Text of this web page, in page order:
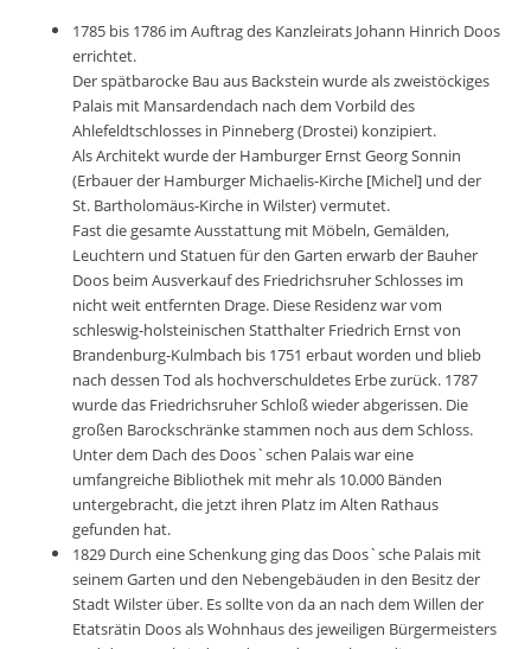
1785 bis 1786 im Auftrag des Kanzleirats Johann Hinrich Doos
errichtet.
Der spätbarocke Bau aus Backstein wurde als zweistöckiges
Palais mit Mansardendach nach dem Vorbild des
Ahlefeldtschlosses in Pinneberg (Drostei) konzipiert.
Als Architekt wurde der Hamburger Ernst Georg Sonnin
(Erbauer der Hamburger Michaelis-Kirche [Michel] und der
St. Bartholomäus-Kirche in Wilster) vermutet.
Fast die gesamte Ausstattung mit Möbeln, Gemälden,
Leuchtern und Statuen für den Garten erwarb der Bauher
Doos beim Ausverkauf des Friedrichsruher Schlosses im
nicht weit entfernten Drage. Diese Residenz war vom
schleswig-holsteinischen Statthalter Friedrich Ernst von
Brandenburg-Kulmbach bis 1751 erbaut worden und blieb
nach dessen Tod als hochverschuldetes Erbe zurück. 1787
wurde das Friedrichsruher Schloß wieder abgerissen. Die
großen Barockschränke stammen noch aus dem Schloss.
Unter dem Dach des Doos`schen Palais war eine
umfangreiche Bibliothek mit mehr als 10.000 Bänden
untergebracht, die jetzt ihren Platz im Alten Rathaus
gefunden hat.
1829 Durch eine Schenkung ging das Doos`sche Palais mit
seinem Garten und den Nebengebäuden in den Besitz der
Stadt Wilster über. Es sollte von da an nach dem Willen der
Etatsrätin Doos als Wohnhaus des jeweiligen Bürgermeisters